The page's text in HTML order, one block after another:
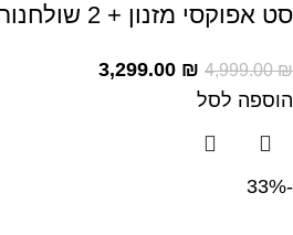
סט אפוקסי מזנון + 2 שולחנות דגם גריי
4,999.00₪
3,299.00 ₪
הוספה לסל
-33%